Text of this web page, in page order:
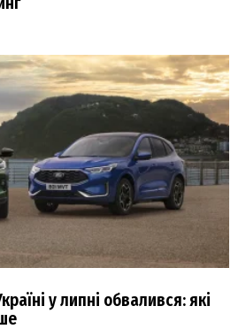
у липні обвалився: які